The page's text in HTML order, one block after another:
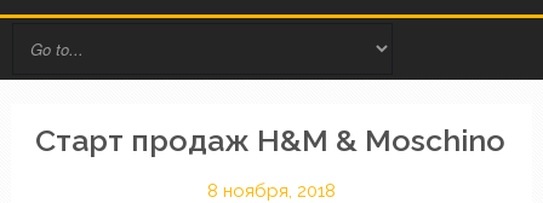
Старт продаж H&M & Moschino
8 ноября, 2018